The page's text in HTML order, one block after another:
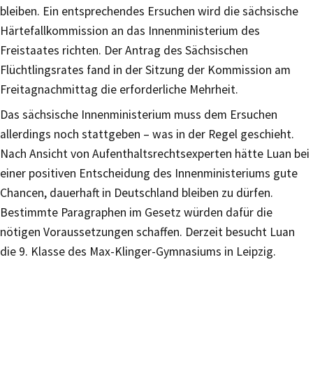
bleiben. Ein entsprechendes Ersuchen wird die sächsische
Härtefallkommission an das Innenministerium des
Freistaates richten. Der Antrag des Sächsischen
Flüchtlingsrates fand in der Sitzung der Kommission am
Freitagnachmittag die erforderliche Mehrheit.
Das sächsische Innenministerium muss dem Ersuchen
allerdings noch stattgeben – was in der Regel geschieht.
Nach Ansicht von Aufenthaltsrechtsexperten hätte Luan bei
einer positiven Entscheidung des Innenministeriums gute
Chancen, dauerhaft in Deutschland bleiben zu dürfen.
Bestimmte Paragraphen im Gesetz würden dafür die
nötigen Voraussetzungen schaffen. Derzeit besucht Luan
die 9. Klasse des Max-Klinger-Gymnasiums in Leipzig.